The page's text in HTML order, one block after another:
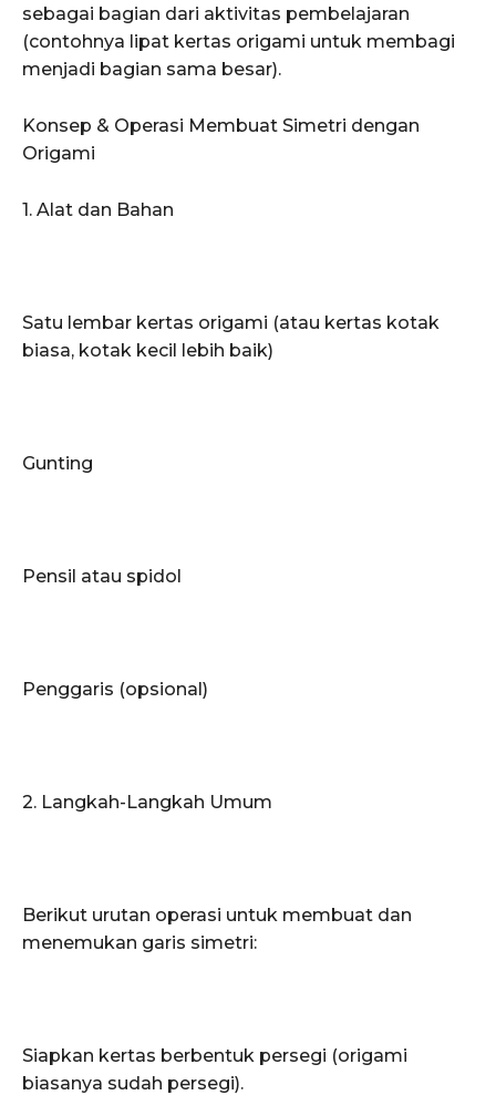
sebagai bagian dari aktivitas pembelajaran
(contohnya lipat kertas origami untuk membagi
menjadi bagian sama besar).
Konsep & Operasi Membuat Simetri dengan
Origami
1. Alat dan Bahan
Satu lembar kertas origami (atau kertas kotak
biasa, kotak kecil lebih baik)
Gunting
Pensil atau spidol
Penggaris (opsional)
2. Langkah-Langkah Umum
Berikut urutan operasi untuk membuat dan
menemukan garis simetri:
Siapkan kertas berbentuk persegi (origami
biasanya sudah persegi).